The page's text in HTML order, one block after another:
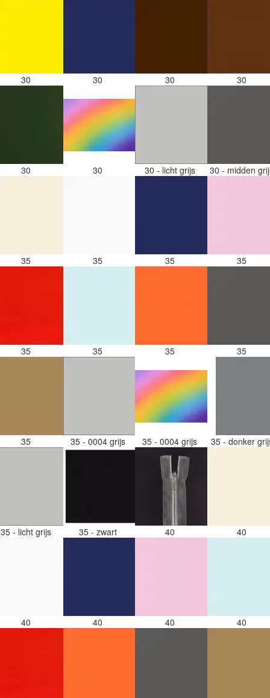
30 30 30 30
30 30 30 - licht grijs 30 - midden
35 35 35 35
35 35 35 35
35 35 - 0004 grijs 35 - 0004 grijs 35 - donker
35 - licht grijs 35 - zwart 40 40
40 40 40 40